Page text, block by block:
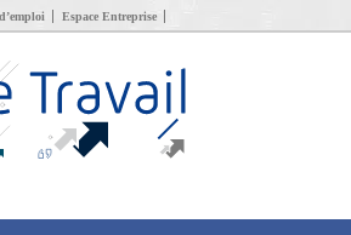
Espace Entreprise